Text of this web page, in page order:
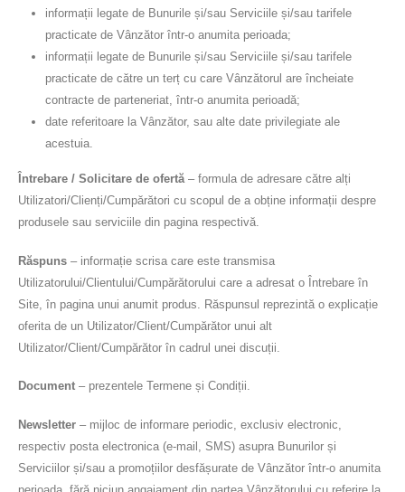
informații legate de Bunurile și/sau Serviciile și/sau tarifele
practicate de Vânzător într-o anumita perioada;
informații legate de Bunurile și/sau Serviciile și/sau tarifele
practicate de către un terț cu care Vânzătorul are încheiate
contracte de parteneriat, într-o anumita perioadă;
date referitoare la Vânzător, sau alte date privilegiate ale
acestuia.
Întrebare / Solicitare de ofertă– formula de adresare către alți
Utilizatori/Clienți/Cumpărători cu scopul de a obține informații despre
produsele sau serviciile din pagina respectivă.
Răspuns – informație scrisa care este transmisa
Utilizatorului/Clientului/Cumpărătorului care a adresat o Întrebare în
Site, în pagina unui anumit produs. Răspunsul reprezintă o explicație
oferita de un Utilizator/Client/Cumpărător unui alt
Utilizator/Client/Cumpărător în cadrul unei discuții.
Document – prezentele Termene și Condiții.
Newsletter – mijloc de informare periodic, exclusiv electronic,
respectiv posta electronica (e-mail, SMS) asupra Bunurilor și
Serviciilor și/sau a promoțiilor desfășurate de Vânzător într-o anumita